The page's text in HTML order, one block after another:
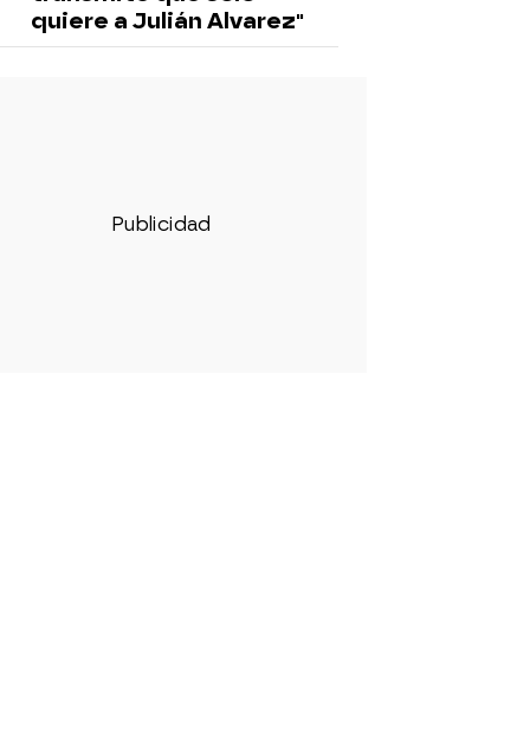
quiere a Julián Alvarez"